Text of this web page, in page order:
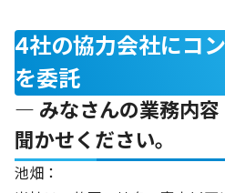
4社の協力会社にコ
を委託
― みなさんの業務内
聞かせください。
池畑：